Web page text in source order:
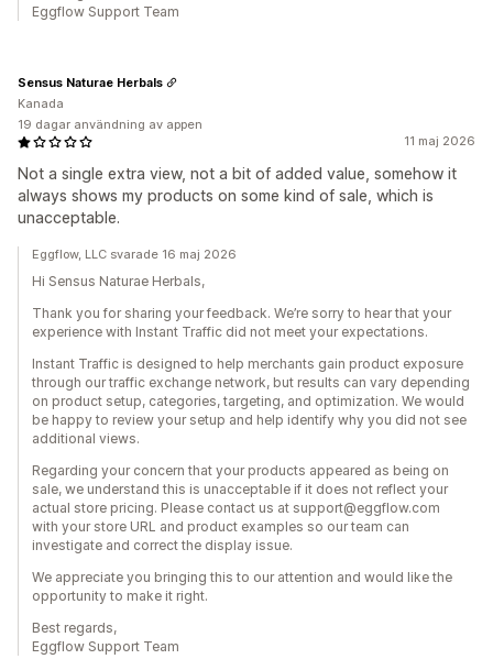
Eggflow Support Team
11 maj 2026
Not a single extra view, not a bit of added value, somehow it
always shows my products on some kind of sale, which is
unacceptable.
Sensus Naturae Herbals
Kanada
19 dagar användning av appen
Eggflow, LLC svarade 16 maj 2026
Hi Sensus Naturae Herbals,
Thank you for sharing your feedback. We’re sorry to hear that your
experience with Instant Traffic did not meet your expectations.
Instant Traffic is designed to help merchants gain product exposure
through our traffic exchange network, but results can vary depending
on product setup, categories, targeting, and optimization. We would
be happy to review your setup and help identify why you did not see
additional views.
Regarding your concern that your products appeared as being on
sale, we understand this is unacceptable if it does not reflect your
actual store pricing. Please contact us at support@eggflow.com
with your store URL and product examples so our team can
investigate and correct the display issue.
We appreciate you bringing this to our attention and would like the
opportunity to make it right.
Best regards,
Eggflow Support Team